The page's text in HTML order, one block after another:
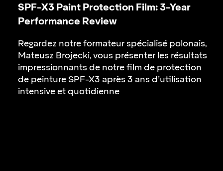
SPF-X3 Paint Protection Film:3-Year
Performance Review
Regardez notre formateur spécialisé polonais,
Mateusz Brojecki, vous présenter les résultats
impressionnants de notre film de protection
de peinture SPF-X3 après 3 ans d’utilisation
intensive et quotidienne